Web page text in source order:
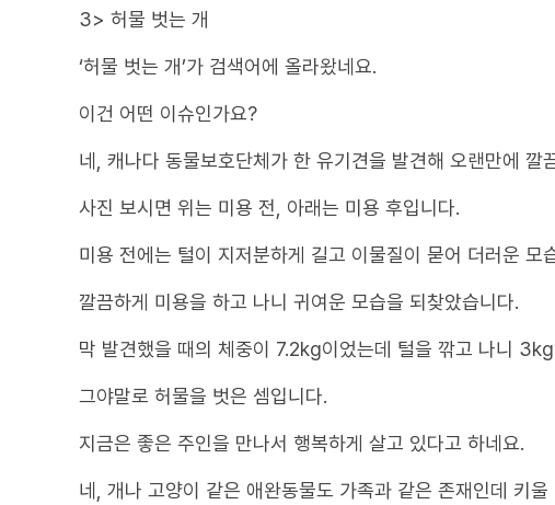
3> 허물 벗는 개
‘허물 벗는 개’가 검색어에 올라왔네요.
이건 어떤 이슈인가요?
네, 캐나다 동물보호단체가 한 유기견을 발견해 오랜만에
사진 보시면 위는 미용 전, 아래는 미용 후입니다.
미용 전에는 털이 지저분하게 길고 이물질이 묻어 더러운 모
깔끔하게 미용을 하고 나니 귀여운 모습을 되찾았습니다.
막 발견했을 때의 체중이 7.2kg이었는데 털을 깎고 나니
그야말로 허물을 벗은 셈입니다.
지금은 좋은 주인을 만나서 행복하게 살고 있다고 하네요.
네, 개나 고양이 같은 애완동물도 가족과 같은 존재인데 키